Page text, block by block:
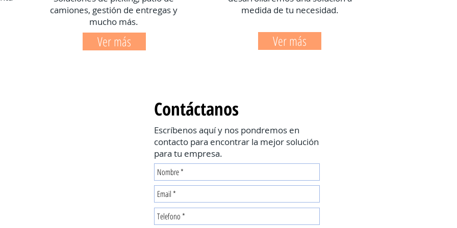
camiones, gestión de entregas y
mucho más.
Ver más
medida de tu necesidad.
Ver más
Contáctanos
Escríbenos aquí y nos pondremos en
contacto para encontrar la mejor solución
para tu empresa.